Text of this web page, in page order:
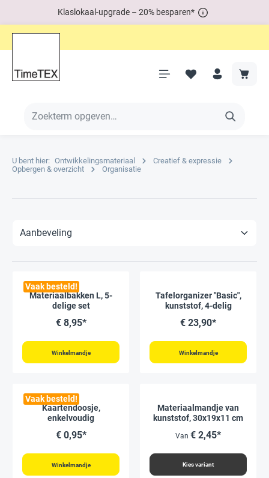
Klaslokaal-upgrade – 20% besparen*
U bent hier: Ontwikkelingsmateriaal
Creatief & expressie
Opbergen & overzicht
Organisatie
Vaak besteld!
Materiaalbakken L, 5-
delige set
€ 8,95*
Winkelmandje
Tafelorganizer "Basic",
kunststof, 4-delig
€ 23,90*
Winkelmandje
Vaak besteld!
Kaartendoosje,
enkelvoudig
€ 0,95*
Winkelmandje
Materiaalmandje van
kunststof, 30x19x11 cm
Van € 2,45*
Kies variant